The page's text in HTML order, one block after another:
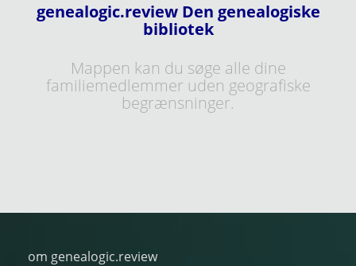
genealogic.review Den genealogiske
bibliotek
Mappen kan du søge alle dine
familiemedlemmer uden geografiske
begrænsninger.
om genealogic.review